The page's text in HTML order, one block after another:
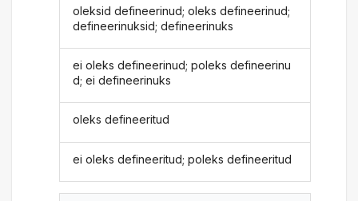
oleksid defineerinud; oleks defineerinud;
defineerinuksid; defineerinuks
ei oleks defineerinud; poleks defineerinu
d; ei defineerinuks
oleks defineeritud
ei oleks defineeritud; poleks defineeritud